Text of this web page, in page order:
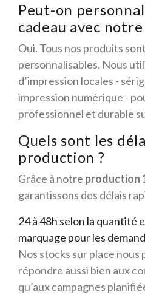
Peut-on
cadeau avec notre
Oui. Tous nos produits
personnalisables. Nous
d’impression locales -
impression numérique -
professionnel et durable
Quels sont les
production ?
Grâce à notre production
garantissons des délais
24 à 48h selon la quantité
marquage pour les
Nos stocks sur place
répondre aussi bien aux
qu’aux campagnes